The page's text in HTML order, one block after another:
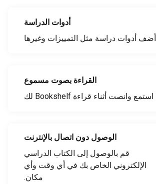
أدوات الدراسة
أضف أدوات دراسة مثل التمييزات وغيرها
القراءة بصوت مسموع
استمع وانصت أثناء قراءة Bookshelf لك
الوصول دون اتصال بالإنترنت
قم بالوصول إلى الكتاب الدراسي
الإلكتروني الخاص بك في أي وقت وأي
مكان.